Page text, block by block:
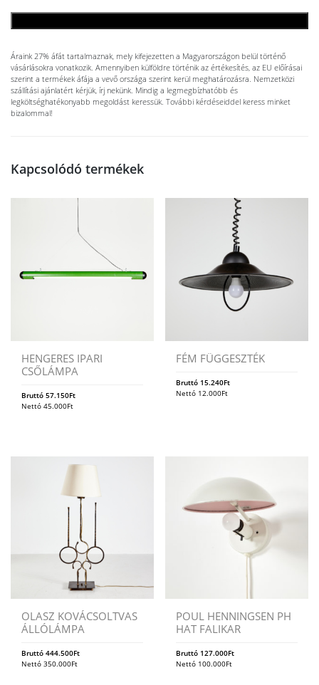
Áraink 27% áfát tartalmaznak, mely kifejezetten a Magyarországon belül történő
vásárlásokra vonatkozik. Amennyiben külföldre történik az értékesítés, az EU előírásai
szerint a termékek áfája a vevő országa szerint kerül meghatározásra. Nemzetközi
szállítási ajánlatért kérjük, írj nekünk. Mindig a legmegbízhatóbb és
legköltséghatékonyabb megoldást keressük. További kérdéseiddel keress minket
bizalommal!
Kapcsolódó termékek
HENGERES IPARI
CSŐLÁMPA
Bruttó 57.150Ft
Nettó 45.000Ft
FÉM FÜGGESZTÉK
Bruttó 15.240Ft
Nettó 12.000Ft
OLASZ KOVÁCSOLTVAS
ÁLLÓLÁMPA
Bruttó 444.500Ft
Nettó 350.000Ft
POUL HENNINGSEN PH
HAT FALIKAR
Bruttó 127.000Ft
Nettó 100.000Ft